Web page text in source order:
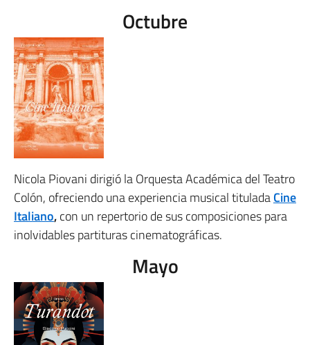
Octubre
Nicola Piovani dirigió la Orquesta Académica del Teatro
Colón, ofreciendo una experiencia musical tituladaCine
Italiano,con un repertorio de sus composiciones para
inolvidables partituras cinematográficas.
Mayo